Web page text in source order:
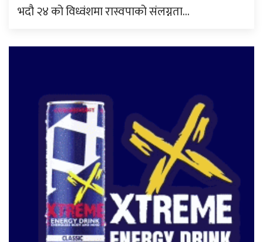
भदौ २४ को विध्वंशमा रास्वपाको संलग्नता…